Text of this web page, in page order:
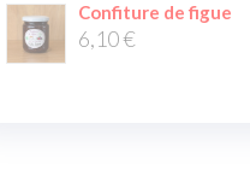
Confiture de figue
6,10€